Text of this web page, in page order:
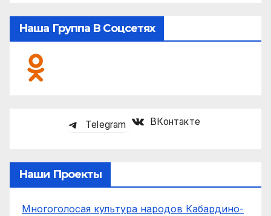
Наша Группа В Соцсетях
Telegram ВКонтакте
Наши Проекты
Многоголосая культура народов Кабардино-